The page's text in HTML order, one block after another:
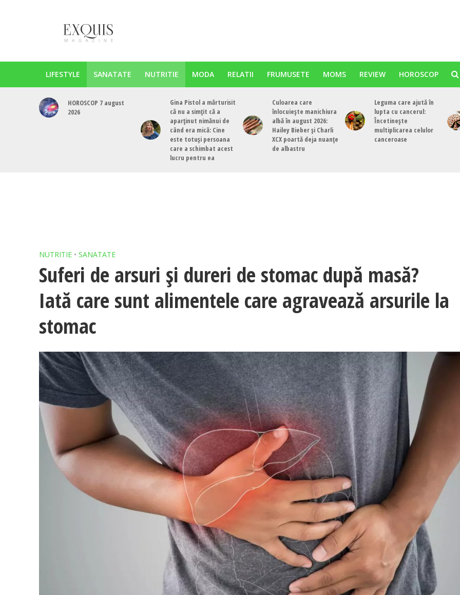
LIFESTYLE SANATATE NUTRITIE MODA RELATII FRUMUSETE MOMS REVIEW HOROSCOP
HOROSCOP 7 august
2026
Gina Pistol a mărturisit
că nu a simțit că a
aparținut nimănui de
când era mică: Cine
este totuși persoana
care a schimbat acest
lucru pentru ea
Culoarea care
înlocuiește manichiura
albă în august 2026:
Hailey Bieber și Charli
XCX poartă deja nuanțe
de albastru
Leguma care ajută în
lupta cu cancerul:
Încetinește
multiplicarea celulor
canceroase
NUTRITIE • SANATATE
Suferi de arsuri și dureri de stomac după masă?
Iată care sunt alimentele care agravează arsurile la
stomac